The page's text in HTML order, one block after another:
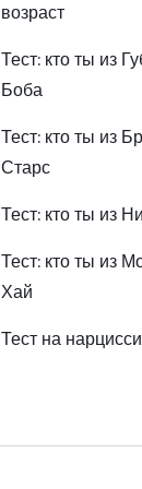
возраст
Тест: кто ты из
Боба
Тест: кто ты из
Старс
Тест: кто ты из
Тест: кто ты из
Хай
Тест на